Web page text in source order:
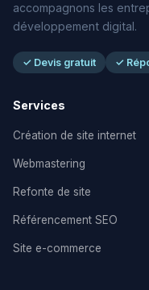
accompagnons les
développement digital.
✓ Devis gratuit ✓
Services
Création de site internet
Webmastering
Refonte de site
Référencement SEO
Site e-commerce